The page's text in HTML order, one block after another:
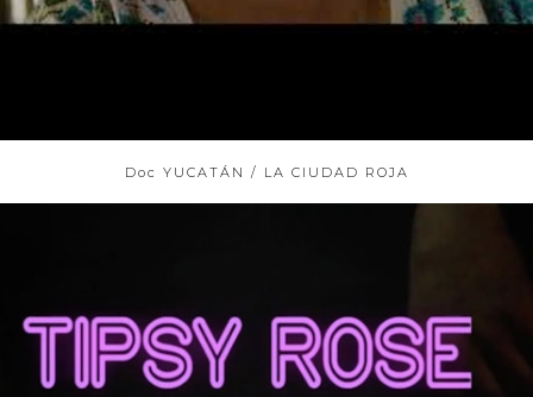
Doc YUCATÁN / LA CIUDAD ROJA